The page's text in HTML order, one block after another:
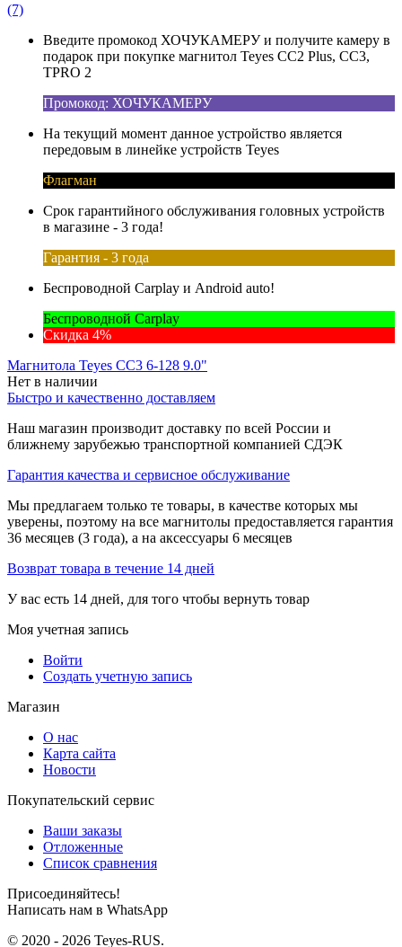
(7)
Введите промокод ХОЧУКАМЕРУ и получите камеру в
подарок при покупке магнитол Teyes CC2 Plus, CC3,
TPRO 2
Промокод: ХОЧУКАМЕРУ
На текущий момент данное устройство является
передовым в линейке устройств Teyes
Флагман
Срок гарантийного обслуживания головных устройств
в магазине - 3 года!
Гарантия - 3 года
Беспроводной Carplay и Android auto!
Беспроводной Carplay
Скидка 4%
Магнитола Teyes CC3 6-128 9.0"
Нет в наличии
Быстро и качественно доставляем
Наш магазин производит доставку по всей России и
ближнему зарубежью транспортной компанией СДЭК
Гарантия качества и сервисное обслуживание
Мы предлагаем только те товары, в качестве которых мы
уверены, поэтому на все магнитолы предоставляется гарантия
36 месяцев (3 года), а на аксессуары 6 месяцев
Возврат товара в течение 14 дней
У вас есть 14 дней, для того чтобы вернуть товар
Моя учетная запись
Войти
Создать учетную запись
Магазин
О нас
Карта сайта
Новости
Покупательский сервис
Ваши заказы
Отложенные
Список сравнения
Присоединяйтесь!
Написать нам в WhatsApp
© 2020 - 2026 Teyes-RUS.